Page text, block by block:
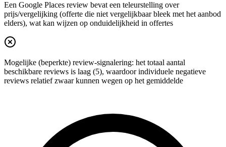
Een Google Places review bevat een teleurstelling over
prijs/vergelijking (offerte die niet vergelijkbaar bleek met het aanbod
elders), wat kan wijzen op onduidelijkheid in offertes
Mogelijke (beperkte) review-signalering: het totaal aantal
beschikbare reviews is laag (5), waardoor individuele negatieve
reviews relatief zwaar kunnen wegen op het gemiddelde